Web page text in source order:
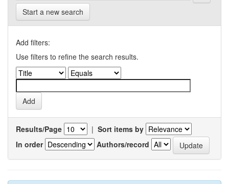
Start a new search
Add filters:
Use filters to refine the search results.
Results/Page | Sort items by
In order
Authors/record